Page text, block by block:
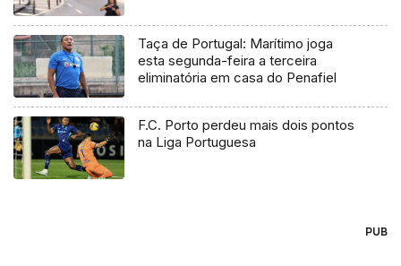
Taça de Portugal: Marítimo joga
esta segunda-feira a terceira
eliminatória em casa do Penafiel
F.C. Porto perdeu mais dois pontos
na Liga Portuguesa
PUB